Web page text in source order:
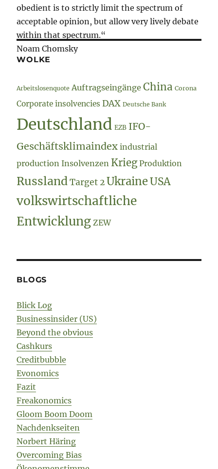
obedient is to strictly limit the spectrum of
acceptable opinion, but allow very lively debate
within that spectrum.“
Noam Chomsky
WOLKE
Arbeitslosenquote Auftragseingänge China Corona
Corporate insolvencies DAX Deutsche Bank
Deutschland EZB IFO-
Geschäftsklimaindex industrial
production Insolvenzen Krieg Produktion
Russland Target 2 Ukraine USA
volkswirtschaftliche
Entwicklung ZEW
BLOGS
Blick Log
Businessinsider (US)
Beyond the obvious
Cashkurs
Creditbubble
Evonomics
Fazit
Freakonomics
Gloom Boom Doom
Nachdenkseiten
Norbert Häring
Overcoming Bias